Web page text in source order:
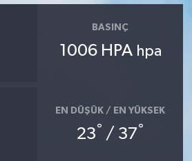
BASINÇ
1006 HPA hpa
EN DÜŞÜK / EN YÜKSEK
23° / 37°